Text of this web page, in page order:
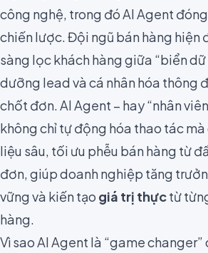
công nghệ, trong đó AI Agent
chiến lược. Đội ngũ bán hàng hiện
sàng lọc khách hàng giữa “biển dữ
dưỡng lead và cá nhân hóa thông
chốt đơn. AI Agent – hay “nhân
không chỉ tự động hóa thao tác
liệu sâu, tối ưu phễu bán hàng từ
đơn, giúp doanh nghiệp tăng
vững và kiến tạo giá trị thựctừ
hàng.
Vì sao AI Agent là “game